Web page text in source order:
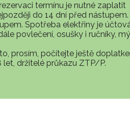
termínu je nutné zaplatit
do 14 dní před nástupem.
Spotřeba elektřiny je
povlečení, osušky i ručníky,
prosím, počítejte ještě
držitelé průkazu ZTP/P.